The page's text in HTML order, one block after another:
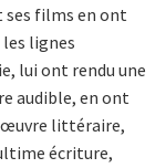
ses films en ont
lignes
lui ont rendu une
audible, en ont
œuvre littéraire,
écriture,